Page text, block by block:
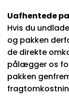
Uafhentede
Hvis du
og pakken
de direkte
pålægger os
pakken